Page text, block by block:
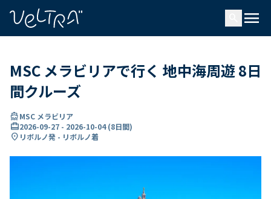
menu
MSC メラビリアで行く 地中海周遊 8日
間クルーズ
directions_boatMSC メラビリア
card_travel2026-09-27 - 2026-10-04(8日間)
location_on リボルノ発 - リボルノ着